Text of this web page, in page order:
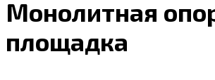
Монолитная
площадка